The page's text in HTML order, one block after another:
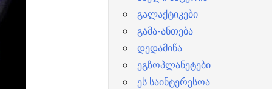
გალაქტიკები
გამა-ანთება
დედამიწა
ეგზოპლანეტები
ეს საინტერესოა